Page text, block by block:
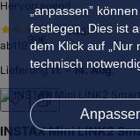
„anpassen”
festlegen. Dies ist
dem Klick auf „Nur
technisch
Hervorragend
(1.743 )
ab
99
Lieferung 11. – 14. Aug.
INSTAX Mini LINK2